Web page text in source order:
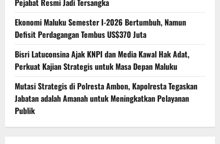
Pejabat Resmi Jadi Tersangka
Ekonomi Maluku Semester I-2026 Bertumbuh, Namun
Defisit Perdagangan Tembus US$370 Juta
Bisri Latuconsina Ajak KNPI dan Media Kawal Hak Adat,
Perkuat Kajian Strategis untuk Masa Depan Maluku
Mutasi Strategis di Polresta Ambon, Kapolresta Tegaskan
Jabatan adalah Amanah untuk Meningkatkan Pelayanan
Publik